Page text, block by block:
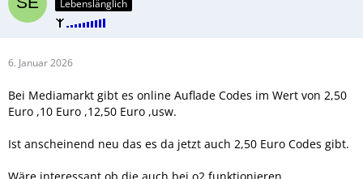
Lebenslänglich
6. Januar 2026
Bei Mediamarkt gibt es online Auflade Codes im Wert von 2,50
Euro ,10 Euro ,12,50 Euro ,usw.
Ist anscheinend neu das es da jetzt auch 2,50 Euro Codes gibt.